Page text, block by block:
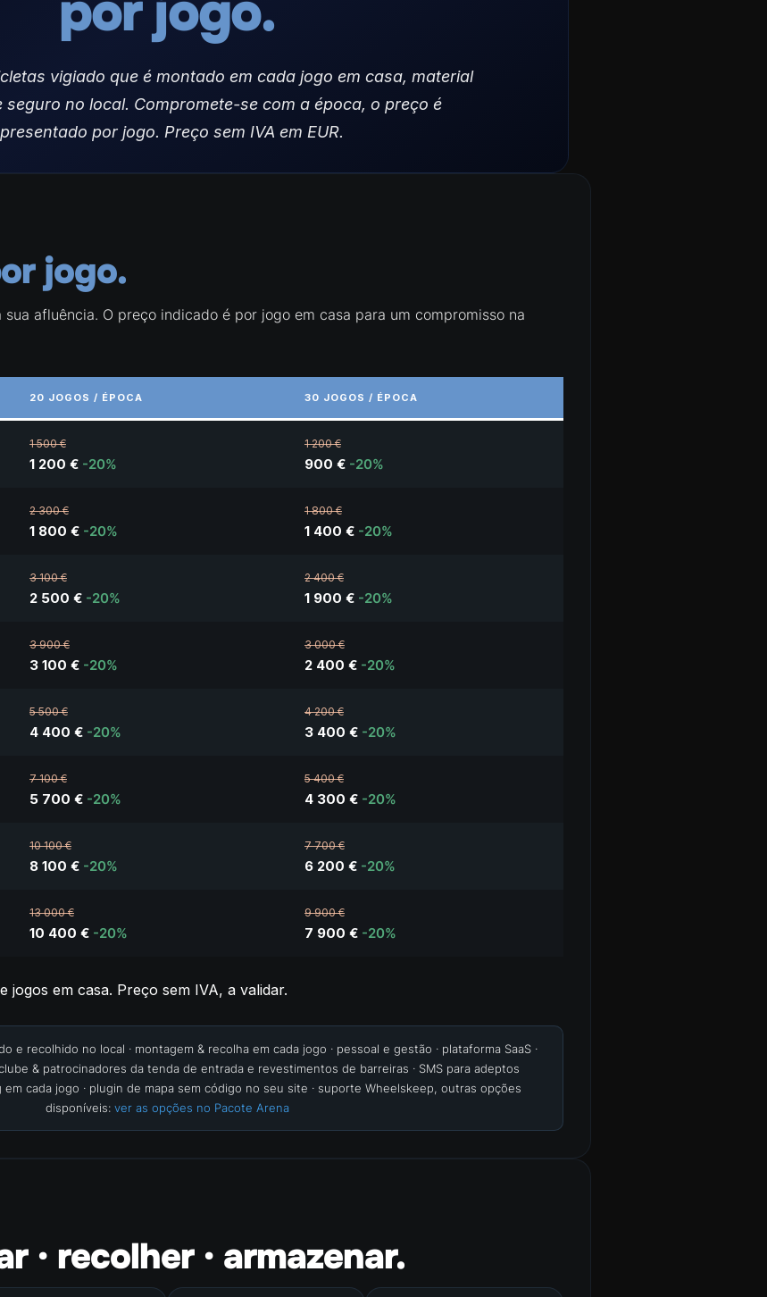
vigiado que é montado em cada jogo em casa, material
seguro no local. Compromete-se com a época, o preço é
por jogo. Preço sem IVA em EUR.
jogo.
afluência. O preço indicado é por jogo em casa para um compromisso na
20 JOGOS / ÉPOCA 30 JOGOS / ÉPOCA
1 500 €
1 200 € -20%
1 200 €
900 € -20%
2 300 €
1 800 € -20%
1 800 €
1 400 € -20%
3 100 €
2 500 € -20%
2 400 €
1 900 € -20%
3 900 €
3 100 € -20%
3 000 €
2 400 € -20%
5 500 €
4 400 € -20%
4 200 €
3 400 € -20%
7 100 €
5 700 € -20%
5 400 €
4 300 € -20%
10 100 €
8 100 € -20%
7 700 €
6 200 € -20%
13 000 €
10 400 € -20%
9 900 €
7 900 € -20%
em casa. Preço sem IVA, a validar.
e recolhido no local · montagem & recolha em cada jogo · pessoal e gestão · plataforma SaaS ·
& patrocinadores da tenda de entrada e revestimentos de barreiras · SMS para adeptos
cada jogo · plugin de mapa sem código no seu site · suporte Wheelskeep, outras opções
disponíveis: ver as opções no Pacote Arena
· recolher · armazenar.